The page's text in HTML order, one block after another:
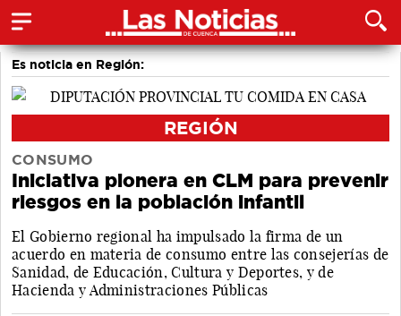
Es noticia en Región:
REGIÓN
CONSUMO
Iniciativa pionera en CLM para prevenir
riesgos en la población infantil
El Gobierno regional ha impulsado la firma de un
acuerdo en materia de consumo entre las consejerías de
Sanidad, de Educación, Cultura y Deportes, y de
Hacienda y Administraciones Públicas